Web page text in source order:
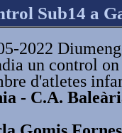
Sub14 a
2022
un control
d'atletes
- C.A.